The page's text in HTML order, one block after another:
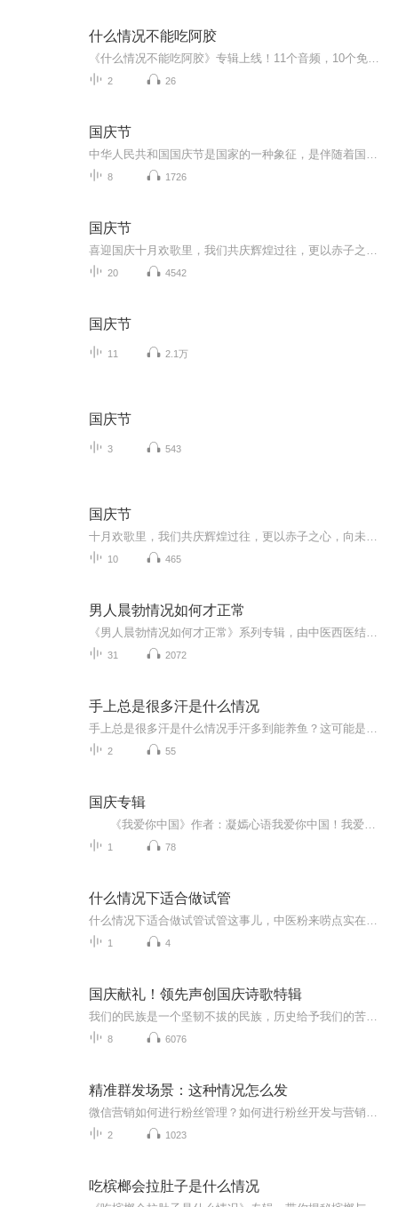
什么情况不能吃阿胶
2 26
国庆节
8 1726
国庆节
20 4542
国庆节
11 2.1万
国庆节
3 543
国庆节
10 465
男人晨勃情况如何才正常
31 2072
手上总是很多汗是什么情况
2 55
国庆专辑
1 78
什么情况下适合做试管
1 4
国庆献礼！领先声创国庆诗歌特辑
8 6076
精准群发场景：这种情况怎么发
2 1023
吃槟榔会拉肚子是什么情况